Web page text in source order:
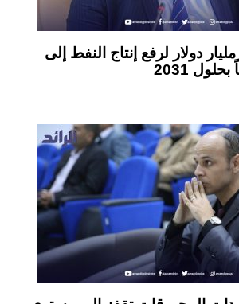
سليمان: نحتاج 36 مليار دولار لرفع إنتاج النفط إلى
2031